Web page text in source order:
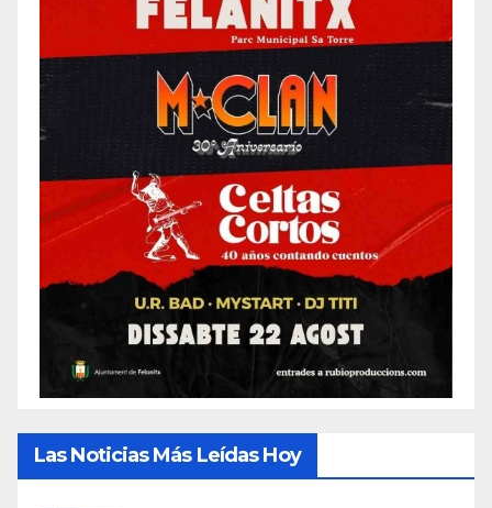
Las Noticias Más Leídas Hoy